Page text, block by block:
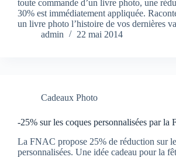
toute commande d’un livre photo, une
30% est immédiatement appliquée.
un livre photo l’histoire de vos dernières
admin
22 mai 2014
Cadeaux Photo
-25% sur les coques personnalisées par la
La FNAC propose 25% de réduction sur
personnalisées. Une idée cadeau pour la